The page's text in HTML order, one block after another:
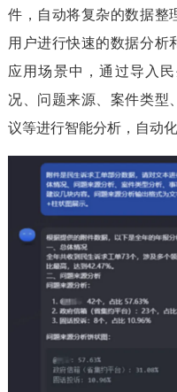
件，自动将复杂的数据整
用户进行快速的数据分析
应用场景中，通过导入
况、问题来源、案件类型
议等进行智能分析，自动